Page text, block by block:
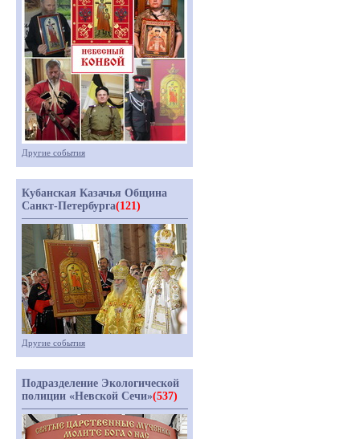
Другие события
Кубанская Казачья Община
Санкт-Петербурга(121)
Другие события
Подразделение Экологической
полиции «Невской Сечи»(537)